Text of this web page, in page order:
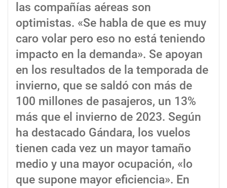
las compañías aéreas son
optimistas. «Se habla de que es muy
caro volar pero eso no está teniendo
impacto en la demanda». Se apoyan
en los resultados de la temporada de
invierno, que se saldó con más de
100 millones de pasajeros, un 13%
más que el invierno de 2023. Según
ha destacado Gándara, los vuelos
tienen cada vez un mayor tamaño
medio y una mayor ocupación, «lo
que supone mayor eficiencia». En